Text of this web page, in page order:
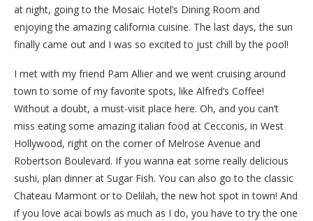
at night, going to the Mosaic Hotel’s Dining Room and
enjoying the amazing california cuisine. The last days, the sun
finally came out and I was so excited to just chill by the pool!
I met with my friend Pam Allier and we went cruising around
town to some of my favorite spots, like Alfred’s Coffee!
Without a doubt, a must-visit place here. Oh, and you can’t
miss eating some amazing italian food at Cecconis, in West
Hollywood, right on the corner of Melrose Avenue and
Robertson Boulevard. If you wanna eat some really delicious
sushi, plan dinner at Sugar Fish. You can also go to the classic
Chateau Marmont or to Delilah, the new hot spot in town! And
if you love acai bowls as much as I do, you have to try the one